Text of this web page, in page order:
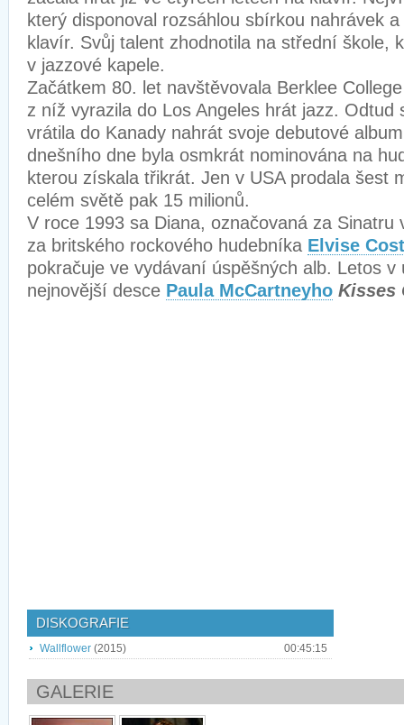
který disponoval rozsáhlou sbírkou nahrávek
klavír. Svůj talent zhodnotila na střední škole,
v jazzové kapele.
Začátkem 80. let navštěvovala Berklee
z níž vyrazila do Los Angeles hrát jazz. Odtud
vrátila do Kanady nahrát svoje debutové
dnešního dne byla osmkrát nominována na
kterou získala třikrát. Jen v USA prodala šest
celém světě pak 15 milionů.
V roce 1993 sa Diana, označovaná za Sinatru
za britského rockového hudebníka Elvise
pokračuje ve vydávaní úspěšných alb. Letos v
nejnovější desce Paula McCartneyho Kisses
DISKOGRAFIE
Wallflower (2015) 00:45:15
GALERIE